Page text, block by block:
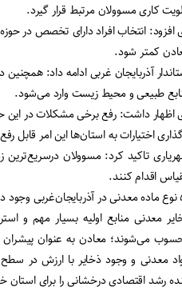
کاری مسوولان مرتبط قرار گیرد.
افزود: انتخاب افراد دارای تخصص در
کمتر شود.
آذربایجان غربی ادامه داد:
طبیعی و محیط زیست وارد می‌شود.
اظهار داشت: رفع برخی مشکلات در این
اختیارات به استان‌ها این امر قابل
تاکید کرد: مسوولان
اقدام کنند.
دارد
معدنی منابع اولیه بسیار مهم و
می‌شوند؛ معادن به عنوان
معدنی و وجود ذخایر با ارزش در
رشد اقتصادی درخشانی را برای